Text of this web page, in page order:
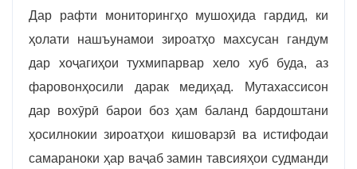
Дар рафти мониторингҳо мушоҳида гардид, ки
ҳолати нашъунамои зироатҳо махсусан гандум
дар хоҷагиҳои тухмипарвар хело хуб буда, аз
фаровонҳосили дарак медиҳад.
Мутахассисон
дар вохӯрӣ барои боз ҳам баланд бардоштани
ҳосилнокии зироатҳои кишоварзӣ ва истифодаи
самараноки ҳар ваҷаб замин тавсияҳои судманди